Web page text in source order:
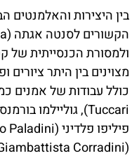
בין היצירות והאלמנטים
ולמסורת הכנסייתית של
(Giambattista Corradini).